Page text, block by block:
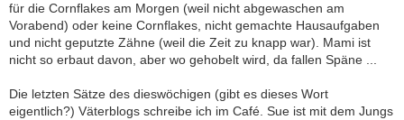
für die Cornflakes am Morgen (weil nicht abgewaschen am
Vorabend) oder keine Cornflakes, nicht gemachte Hausaufgaben
und nicht geputzte Zähne (weil die Zeit zu knapp war). Mami ist
nicht so erbaut davon, aber wo gehobelt wird, da fallen Späne ...
Die letzten Sätze des dieswöchigen (gibt es dieses Wort
eigentlich?) Väterblogs schreibe ich im Café. Sue ist mit dem Jungs